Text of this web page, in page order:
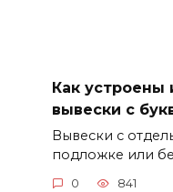
Как устроены
вывески с
Вывески с
подложке или
0 841